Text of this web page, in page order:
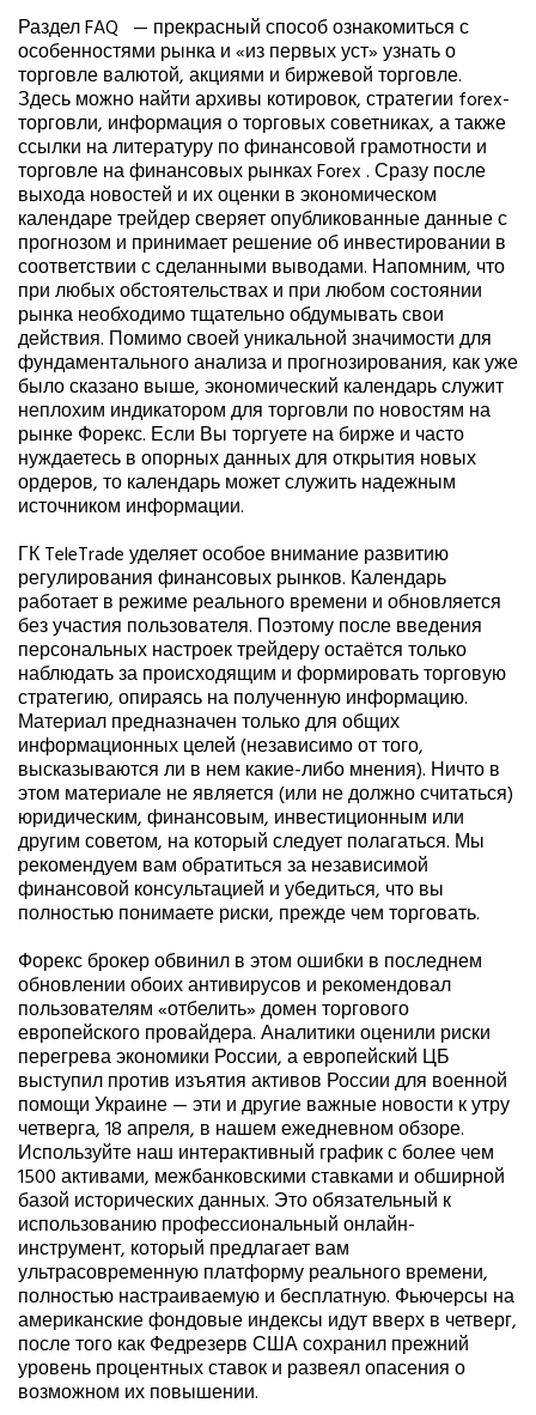
Раздел FAQ — прекрасный способ ознакомиться с
особенностями рынка и «из первых уст» узнать о
торговле валютой, акциями и биржевой торговле.
Здесь можно найти архивы котировок, стратегии forex-
торговли, информация о торговых советниках, а также
ссылки на литературу по финансовой грамотности и
торговле на финансовых рынках Forex . Сразу после
выхода новостей и их оценки в экономическом
календаре трейдер сверяет опубликованные данные с
прогнозом и принимает решение об инвестировании в
соответствии с сделанными выводами. Напомним, что
при любых обстоятельствах и при любом состоянии
рынка необходимо тщательно обдумывать свои
действия. Помимо своей уникальной значимости для
фундаментального анализа и прогнозирования, как уже
было сказано выше, экономический календарь служит
неплохим индикатором для торговли по новостям на
рынке Форекс. Если Вы торгуете на бирже и часто
нуждаетесь в опорных данных для открытия новых
ордеров, то календарь может служить надежным
источником информации.
ГК TeleTrade уделяет особое внимание развитию
регулирования финансовых рынков. Календарь
работает в режиме реального времени и обновляется
без участия пользователя. Поэтому после введения
персональных настроек трейдеру остаётся только
наблюдать за происходящим и формировать торговую
стратегию, опираясь на полученную информацию.
Материал предназначен только для общих
информационных целей (независимо от того,
высказываются ли в нем какие-либо мнения). Ничто в
этом материале не является (или не должно считаться)
юридическим, финансовым, инвестиционным или
другим советом, на который следует полагаться. Мы
рекомендуем вам обратиться за независимой
финансовой консультацией и убедиться, что вы
полностью понимаете риски, прежде чем торговать.
Форекс брокер обвинил в этом ошибки в последнем
обновлении обоих антивирусов и рекомендовал
пользователям «отбелить» домен торгового
европейского провайдера. Аналитики оценили риски
перегрева экономики России, а европейский ЦБ
выступил против изъятия активов России для военной
помощи Украине — эти и другие важные новости к утру
четверга, 18 апреля, в нашем ежедневном обзоре.
Используйте наш интерактивный график с более чем
1500 активами, межбанковскими ставками и обширной
базой исторических данных. Это обязательный к
использованию профессиональный онлайн-
инструмент, который предлагает вам
ультрасовременную платформу реального времени,
полностью настраиваемую и бесплатную. Фьючерсы на
американские фондовые индексы идут вверх в четверг,
после того как Федрезерв США сохранил прежний
уровень процентных ставок и развеял опасения о
возможном их повышении.